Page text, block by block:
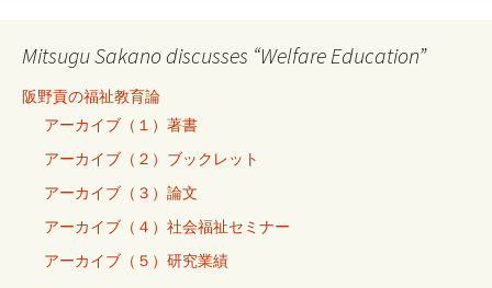
Mitsugu Sakano discusses “Welfare Education”
阪野貢の福祉教育論
アーカイブ（１）著書
アーカイブ（２）ブックレット
アーカイブ（３）論文
アーカイブ（４）社会福祉セミナー
アーカイブ（５）研究業績